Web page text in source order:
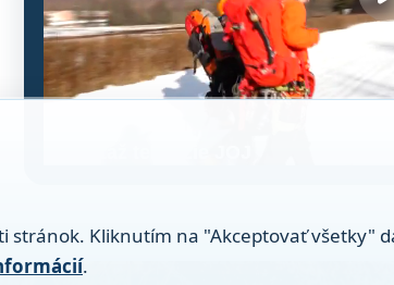
stránok. Kliknutím na "Akceptovať všetky"
.